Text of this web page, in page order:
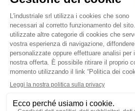
20148 Milano (MI)
Italy
Registro Imprese
Iscrizione R.I.: 12212870153
REA: MI-1539011
Capitale sociale: Euro 10.400,00 i.v.
Contatti
info@industriale.it